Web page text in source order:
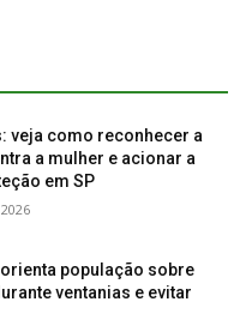
veja como reconhecer a
a mulher e acionar a
em SP
orienta população sobre
ventanias e evitar